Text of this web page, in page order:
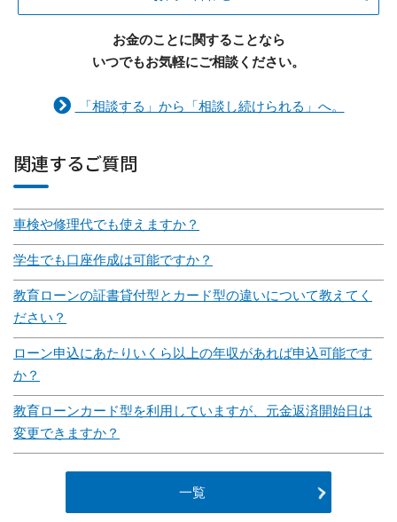
お金のことに関することなら
いつでもお気軽にご相談ください。
「相談する」から「相談し続けられる」へ。
関連するご質問
車検や修理代でも使えますか？
学生でも口座作成は可能ですか？
教育ローンの証書貸付型とカード型の違いについて教えてく
ださい？
ローン申込にあたりいくら以上の年収があれば申込可能です
か？
教育ローンカード型を利用していますが、元金返済開始日は
変更できますか？
一覧